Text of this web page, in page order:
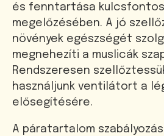
és fenntartása
megelőzésében. A jó
növények egészségét
megnehezíti a muslicák
Rendszeresen
használjunk ventilátort a
elősegítésére.
A páratartalom